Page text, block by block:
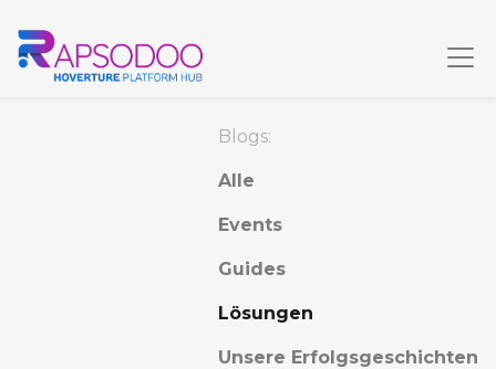
Blogs:
Alle
Events
Guides
Lösungen
Unsere Erfolgsgeschichten